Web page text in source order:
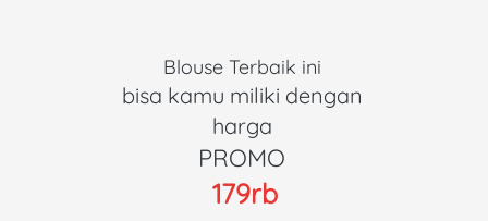
Blouse Terbaik ini
bisa kamu miliki dengan
harga
PROMO
179rb